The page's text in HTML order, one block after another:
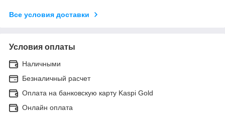
Все условия доставки
Условия оплаты
Наличными
Безналичный расчет
Оплата на банковскую карту Kaspi Gold
Онлайн оплата